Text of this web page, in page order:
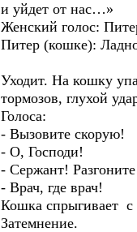
и уйдет от нас…»
Женский голос:
Питер (кошке):
Уходит. На кошку
тормозов, глухой
Голоса:
- Вызовите скорую!
- О, Господи!
- Сержант!
- Врач, где врач!
Кошка спрыгивает с
Затемнение.